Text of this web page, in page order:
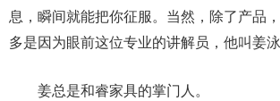
息，瞬间就能把你征服。当然，除了产品
多是因为眼前这位专业的讲解员，他叫姜泳
姜总是和睿家具的掌门人。